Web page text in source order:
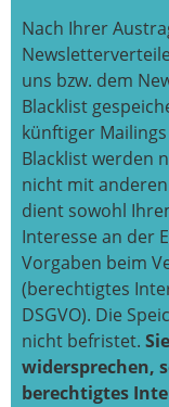
Nach Ihrer
uns bzw. dem
Blacklist
künftiger
Blacklist werden
nicht mit
dient sowohl
Interesse an der
Vorgaben beim
(berechtigtes
DSGVO). Die
nicht befristet.
widersprechen,
berechtigtes